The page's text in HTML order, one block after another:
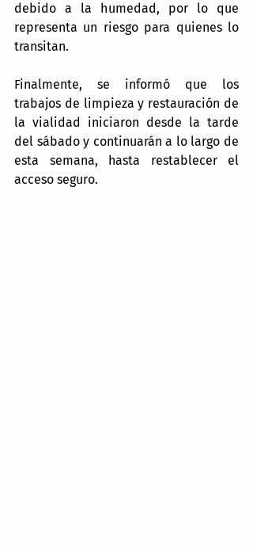
debido a la humedad, por lo que
representa un riesgo para quienes lo
transitan.
Finalmente, se informó que los
trabajos de limpieza y restauración de
la vialidad iniciaron desde la tarde
del sábado y continuarán a lo largo de
esta semana, hasta restablecer el
acceso seguro.